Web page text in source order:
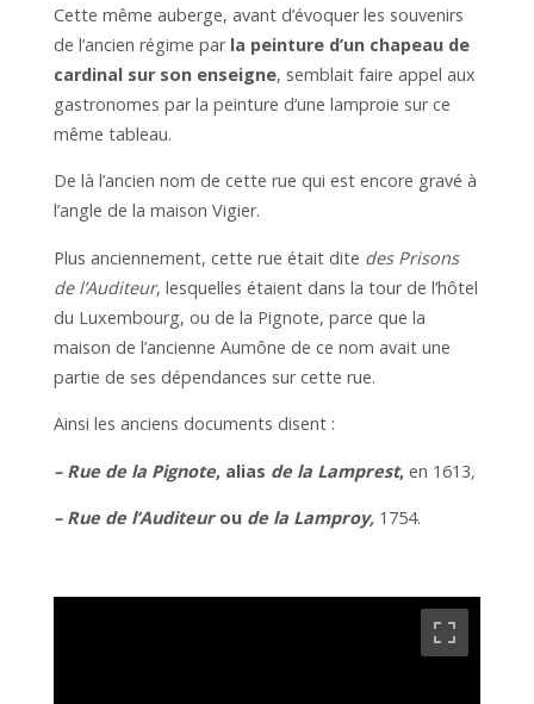
Cette même auberge, avant d’évoquer les souvenirs
de l’ancien régime par la peinture d’un chapeau de
cardinal sur son enseigne, semblait faire appel aux
gastronomes par la peinture d’une lamproie sur ce
même tableau.
De là l’ancien nom de cette rue qui est encore gravé à
l’angle de la maison Vigier.
Plus anciennement, cette rue était dite des Prisons
de l’Auditeur, lesquelles étaient dans la tour de l’hôtel
du Luxembourg, ou de la Pignote, parce que la
maison de l’ancienne Aumône de ce nom avait une
partie de ses dépendances sur cette rue.
Ainsi les anciens documents disent :
– Rue de la Pignote, alias de la Lamprest, en 1613,
– Rue de l’Auditeurou de la Lamproy,1754.